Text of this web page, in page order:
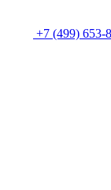
+7 (499) 653-